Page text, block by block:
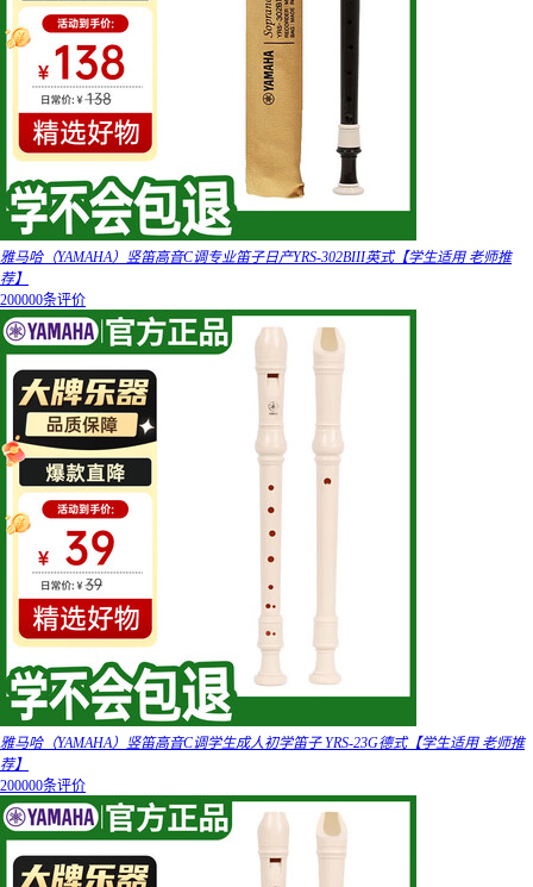
雅马哈（YAMAHA）竖笛高音C调专业笛子日产YRS-302BIII英式【学生适用 老师推
荐】
200000条评价
雅马哈（YAMAHA）竖笛高音C调学生成人初学笛子 YRS-23G德式【学生适用 老师推
荐】
200000条评价